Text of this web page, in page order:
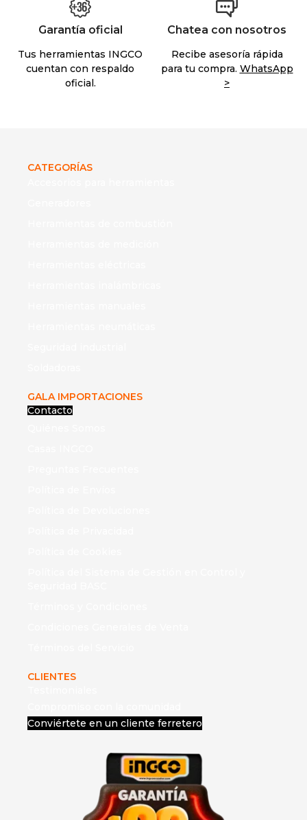
Garantía oficial
Tus herramientas INGCO
cuentan con respaldo
oficial.
Chatea con nosotros
Recibe asesoría rápida
para tu compra. WhatsApp
>
CATEGORÍAS
GALA IMPORTACIONES
Contacto
CLIENTES
Conviértete en un cliente ferretero